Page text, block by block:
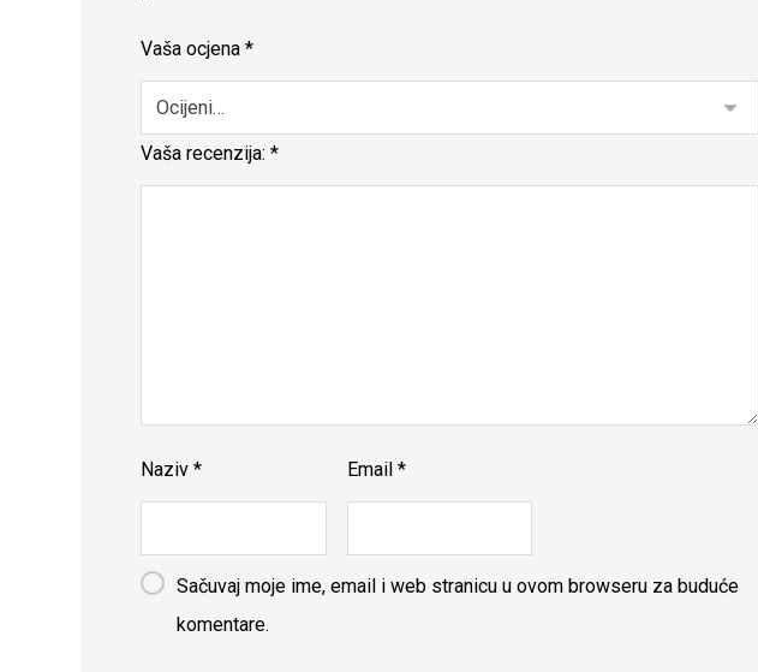
Vaša ocjena*
Vaša recenzija:*
Naziv* Email *
Sačuvaj moje ime, email i web stranicu u ovom browseru za buduće
komentare.